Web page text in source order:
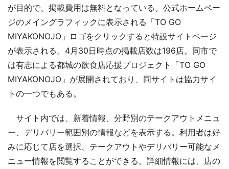
が目的で、掲載費用は無料となっている。公式ホームペー
ジのメイングラフィックに表示される「TO GO
MIYAKONOJO」ロゴをクリックすると特設サイトページ
が表示される。4月30日時点の掲載店数は196店。同市で
は有志による都城の飲食店応援プロジェクト「TO GO
MIYAKONOJO」が展開されており、同サイトは協力サイ
トの一つでもある。
サイト内では、新着情報、分野別のテークアウトメニュ
ー、デリバリー範囲別の情報などを表示する。利用者は好
みに応じて店を選択、テークアウトやデリバリー可能なメ
ニュー情報を閲覧することができる。詳細情報には、店の